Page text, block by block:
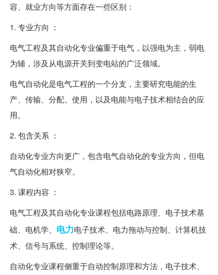
容、就业方向等方面存在一些区别：
1. 专业方向 ：
电气工程及其自动化专业偏重于电气，以强电为主，弱电
为辅，涉及从电源开关到变电站的广泛领域。
电气自动化是电气工程的一个分支，主要研究电能的生
产、传输、分配、使用，以及电能与电子技术相结合的应
用。
2. 包含关系 ：
自动化专业方向更广，包含电气自动化的专业方向，但电
气自动化相对狭窄。
3. 课程内容 ：
电气工程及其自动化专业课程包括电路原理、电子技术基
础、电机学、 电力电子技术、电力拖动与控制、计算机技
术、信号与系统、控制理论等。
自动化专业课程侧重于自动控制原理和方法，电子技术、